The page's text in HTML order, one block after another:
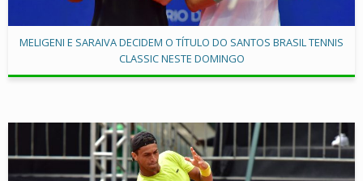
MELIGENI E SARAIVA DECIDEM O TÍTULO DO SANTOS BRASIL TENNIS
CLASSIC NESTE DOMINGO